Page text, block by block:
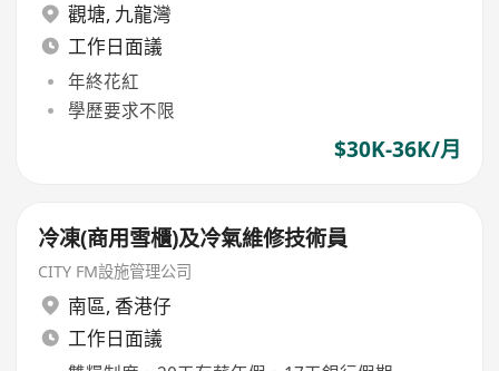
觀塘, 九龍灣
工作日面議
年終花紅
學歷要求不限
$30K-36K/月
冷凍(商用雪櫃)及冷氣維修技術員
CITY FM設施管理公司
南區, 香港仔
工作日面議